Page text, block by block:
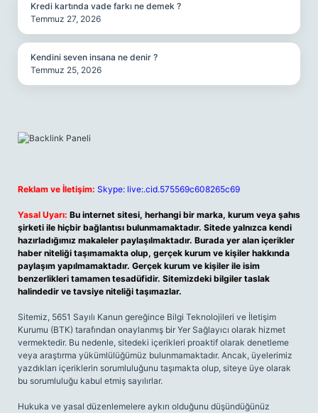
Kredi kartında vade farkı ne demek ?
Temmuz 27, 2026
Kendini seven insana ne denir ?
Temmuz 25, 2026
Reklam ve İletişim: Skype: live:.cid.575569c608265c69
Yasal Uyarı: Bu internet sitesi, herhangi bir marka, kurum veya şahıs
şirketi ile hiçbir bağlantısı bulunmamaktadır. Sitede yalnızca kendi
hazırladığımız makaleler paylaşılmaktadır. Burada yer alan içerikler
haber niteliği taşımamakta olup, gerçek kurum ve kişiler hakkında
paylaşım yapılmamaktadır. Gerçek kurum ve kişiler ile isim
benzerlikleri tamamen tesadüfidir. Sitemizdeki bilgiler taslak
halindedir ve tavsiye niteliği taşımazlar.
Sitemiz, 5651 Sayılı Kanun gereğince Bilgi Teknolojileri ve İletişim
Kurumu (BTK) tarafından onaylanmış bir Yer Sağlayıcı olarak hizmet
vermektedir. Bu nedenle, sitedeki içerikleri proaktif olarak denetleme
veya araştırma yükümlülüğümüz bulunmamaktadır. Ancak, üyelerimiz
yazdıkları içeriklerin sorumluluğunu taşımakta olup, siteye üye olarak
bu sorumluluğu kabul etmiş sayılırlar.
Hukuka ve yasal düzenlemelere aykırı olduğunu düşündüğünüz